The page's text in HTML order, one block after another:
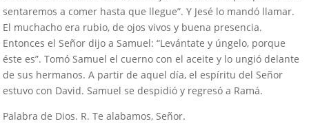
sentaremos a comer hasta que llegue”. Y Jesé lo mandó llamar.
El muchacho era rubio, de ojos vivos y buena presencia.
Entonces el Señor dijo a Samuel: “Levántate y úngelo, porque
éste es”. Tomó Samuel el cuerno con el aceite y lo ungió delante
de sus hermanos. A partir de aquel día, el espíritu del Señor
estuvo con David. Samuel se despidió y regresó a Ramá.
Palabra de Dios. R. Te alabamos, Señor.